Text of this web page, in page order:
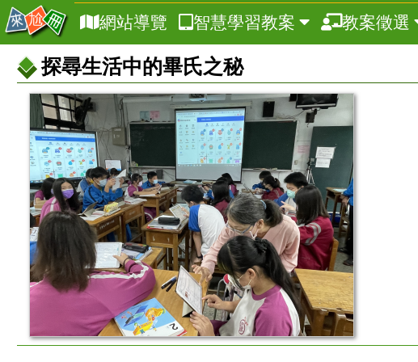
網站導覽 智慧學習教案 教案徵選
探尋生活中的畢氏之秘
教
案
基
本
資
訊